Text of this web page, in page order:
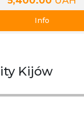
Info
Kijów